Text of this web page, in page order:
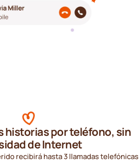
historias por teléfono, sin
de Internet
recibirá hasta 3 llamadas telefónicas